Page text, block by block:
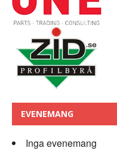
EVENEMANG
Inga evenemang